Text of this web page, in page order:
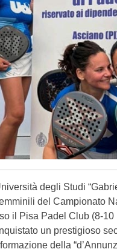
degli Studi
del Campionato
il Pisa Padel Club (8-10
un prestigioso
della